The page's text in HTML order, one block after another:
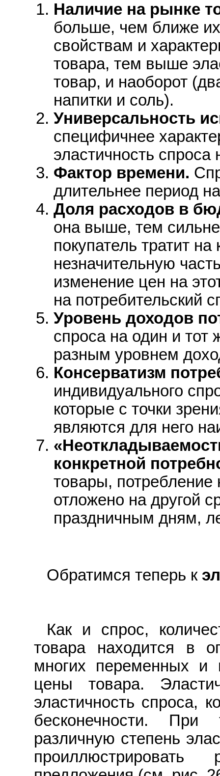
Hаличие на рынке
больше, чем ближе
свойствам и
товара, тем выше
товар, и наоборот
напитки и соль).
Универсальность
специфичнее
эластичность спроса
Фактор времени.
длительнее период
Доля расходов в
она выше, тем
покупатель тратит на
незначительную
изменение цен на
на потребительский
Уровень доходов
спроса на один и тот
разным уровнем
Консерватизм
индивидуального
которые с точки
являются для него
конкретной
товары,
отложено на другой
праздничным дням,
Обратимся теперь к
Как и спрос,
товара находится в
многих переменных и
цены товара.
эластичность спроса,
бесконечности.
различную степень